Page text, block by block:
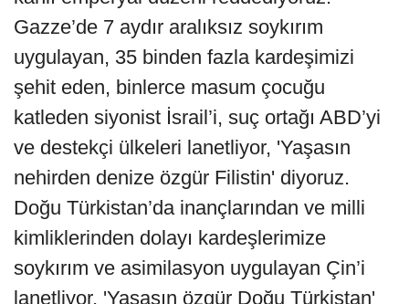
Gazze’de 7 aydır aralıksız soykırım
uygulayan, 35 binden fazla kardeşimizi
şehit eden, binlerce masum çocuğu
katleden siyonist İsrail’i, suç ortağı ABD’yi
ve destekçi ülkeleri lanetliyor, 'Yaşasın
nehirden denize özgür Filistin' diyoruz.
Doğu Türkistan’da inançlarından ve milli
kimliklerinden dolayı kardeşlerimize
soykırım ve asimilasyon uygulayan Çin’i
lanetliyor, 'Yaşasın özgür Doğu Türkistan'